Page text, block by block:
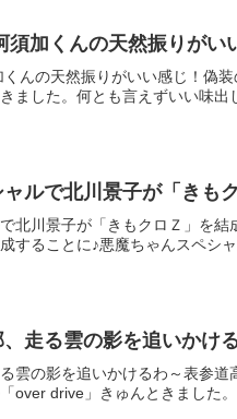
須加くんの天然振りがい
んの天然振りがいい感じ！偽
ました。何とも言えずいい味
ルで北川景子が「きも
北川景子が「きもクロＺ」を
することに♪悪魔ちゃんスペシ
走る雲の影を追いかけ
雲の影を追いかけるわ～表参
over drive」きゅんときました